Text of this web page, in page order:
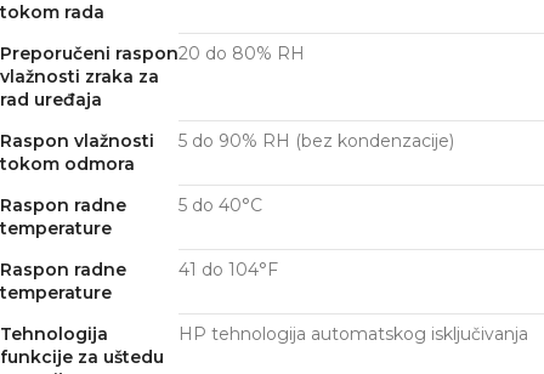
tokom rada
Preporučeni raspon
vlažnosti zraka za
rad uređaja
20 do 80% RH
Raspon vlažnosti
tokom odmora
5 do 90% RH (bez kondenzacije)
Raspon radne
temperature
5 do 40°C
Raspon radne
temperature
41 do 104°F
Tehnologija
funkcije za uštedu
HP tehnologija automatskog isključivanja